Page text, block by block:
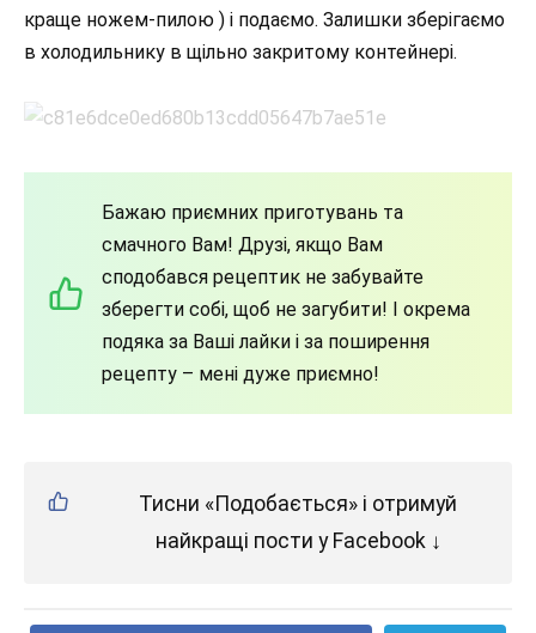
краще ножем-пилою ) і подаємо. Залишки зберігаємо
в холодильнику в щільно закритому контейнері.
Бажаю приємних приготувань та
смачного Вам! Друзі, якщо Вам
сподобався рецептик не забувайте
зберегти собі, щоб не загубити! І окрема
подяка за Ваші лайки і за поширення
рецепту – мені дуже приємно!
Тисни «Подобається» і отримуй
найкращі пости у Facebook ↓